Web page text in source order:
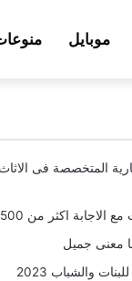
موبايل
المتخصصة فى الاثاث
اكثر من 500 سؤال
معنى جميل
والشباب 2023